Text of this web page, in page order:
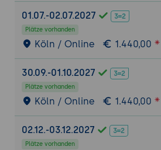
Netzwerküberwachung und
Überwachungswerkzeuge:
Monitoring-Tools wie
appctl zur Überwachung
des Zustands von Open
Fehlerbehebung:
und Behebung häufiger
Nutzung von Open
Integration mit
01.07.-02.07.2027
Plätze vorhanden
Köln / Online 1.440,00
30.09.-01.10.2027
Plätze vorhanden
Köln / Online 1.440,00
02.12.-03.12.2027
Plätze vorhanden